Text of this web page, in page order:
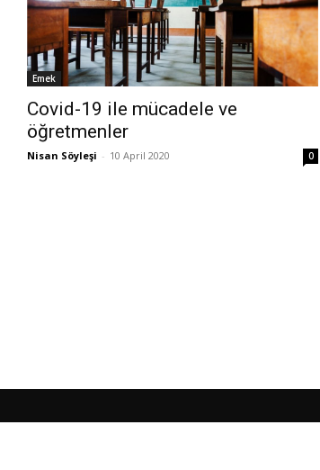
Emek
Covid-19 ile mücadele ve
öğretmenler
Nisan Söyleşi - 10 April 2020 0